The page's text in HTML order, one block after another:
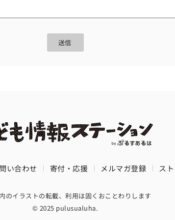
送信
い合わせ 寄付・応援 メルマガ登録 ス
のイラストの転載、利用は固くおことわりします
© 2025 pulusualuha.